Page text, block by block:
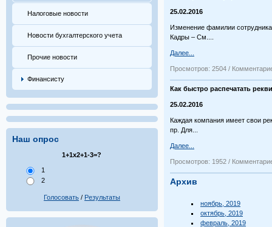
Налоговые новости
Новости бухгалтерского учета
Прочие новости
Финансисту
Наш опрос
1+1х2+1-3=?
1
2
Голосовать / Результаты
25.02.2016
Изменение фамилии
Кадры – См....
Далее...
Просмотров: 2504 /
Как быстро распечатать
25.02.2016
Каждая компания имеет свои
пр. Для...
Далее...
Просмотров: 1952 /
Архив
ноябрь, 2019
октябрь, 2019
февраль, 2019